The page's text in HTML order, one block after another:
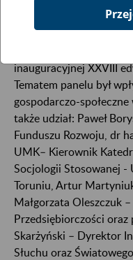
Welconomy Forum
inauguracyjnej XXVIII
Tematem panelu był
gospodarczo-
także udział: Paweł
Funduszu Rozwoju, dr
UMK– Kierownik
Socjologii Stosowanej -
Toruniu, Artur
Małgorzata Oleszczuk
Przedsiębiorczości
Skarżyński – Dyrektor
Słuchu oraz